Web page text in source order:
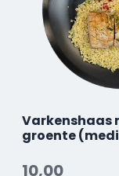
Varkenshaas
groente
10,00